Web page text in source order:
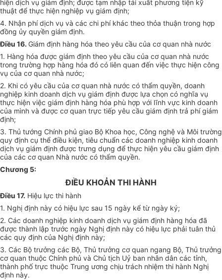
hiện dịch vụ giám định; được tạm nhập tái xuất phương tiện kỹ
thuật để thực hiện nghiệp vụ giám định;
4. Nhận phí dịch vụ và các chi phí khác theo thỏa thuận trong hợp
đồng ủy quyền giám định.
Điều 16. Giám định hàng hóa theo yêu cầu của cơ quan nhà nước
1. Hàng hóa được giám định theo yêu cầu của cơ quan nhà nước
trong trường hợp hàng hóa đó có liên quan đến việc thực hiện công
vụ của cơ quan nhà nước;
2. Khi có yêu cầu của cơ quan nhà nước có thẩm quyền, doanh
nghiệp kinh doanh dịch vụ giám định được lựa chọn có nghĩa vụ
thực hiện việc giám định hàng hóa phù hợp với lĩnh vực kinh doanh
của mình và được cơ quan trực tiếp yêu cầu giám định trả phí giám
định;
3. Thủ tướng Chính phủ giao Bộ Khoa học, Công nghệ và Môi trường
quy định cụ thể điều kiện, tiêu chuẩn các doanh nghiệp kinh doanh
dịch vụ giám định được trưng dụng để thực hiện yêu cầu giám định
của các cơ quan Nhà nước có thẩm quyền.
Chương 5:
ĐIỀU KHOẢN THI HÀNH
Điều 17. Hiệu lực thi hành
1. Nghị định này có hiệu lực sau 15 ngày kể từ ngày ký;
2. Các doanh nghiệp kinh doanh dịch vụ giám định hàng hóa đã
được thành lập trước ngày Nghị định này có hiệu lực phải tuân thủ
các quy định của Nghị định này;
3. Các Bộ trưởng các Bộ, Thủ trưởng cơ quan ngang Bộ, Thủ trưởng
cơ quan thuộc Chính phủ và Chủ tịch Uỷ ban nhân dân các tỉnh,
thành phố trực thuộc Trung ương chịu trách nhiệm thi hành Nghị
định này.